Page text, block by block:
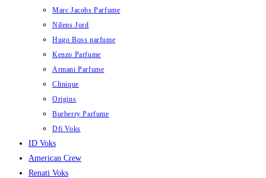
Marc Jacobs Parfume
Nilens Jord
Hugo Boss parfume
Kenzo Parfume
Armani Parfume
Clinique
Origins
Burberry Parfume
Dfi Voks
ID Voks
American Crew
Renati Voks